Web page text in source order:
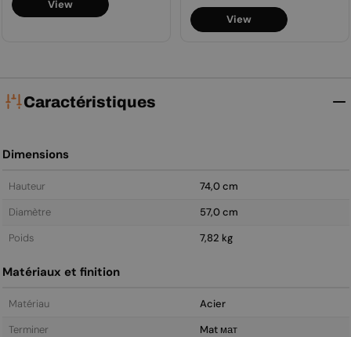
régulier
View
régulier
View
Caractéristiques
Dimensions
Hauteur
74,0 cm
Diamètre
57,0 cm
Poids
7,82 kg
Matériaux et finition
Matériau
Acier
Terminer
Mat мат